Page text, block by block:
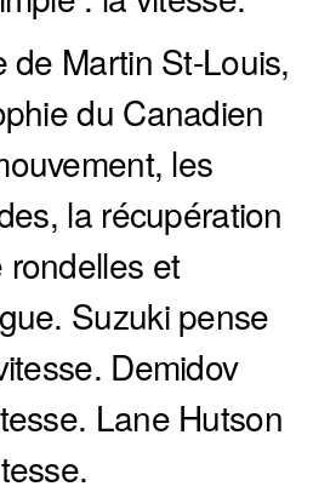
de Martin St-Louis,
du Canadien
les
la récupération
et
Suzuki pense
Demidov
Lane Hutson